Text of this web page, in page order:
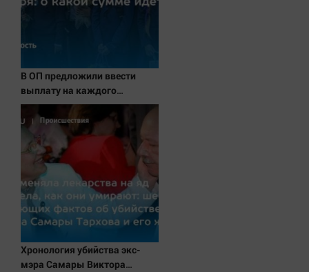
Последняя инстанция
Тенденции
Точка на карте
В ОП предложили ввести
выплату на каждого
школьника к 1 сентября: о
какой сумме идет речь
Хронология убийства экс-
мэра Самары Виктора